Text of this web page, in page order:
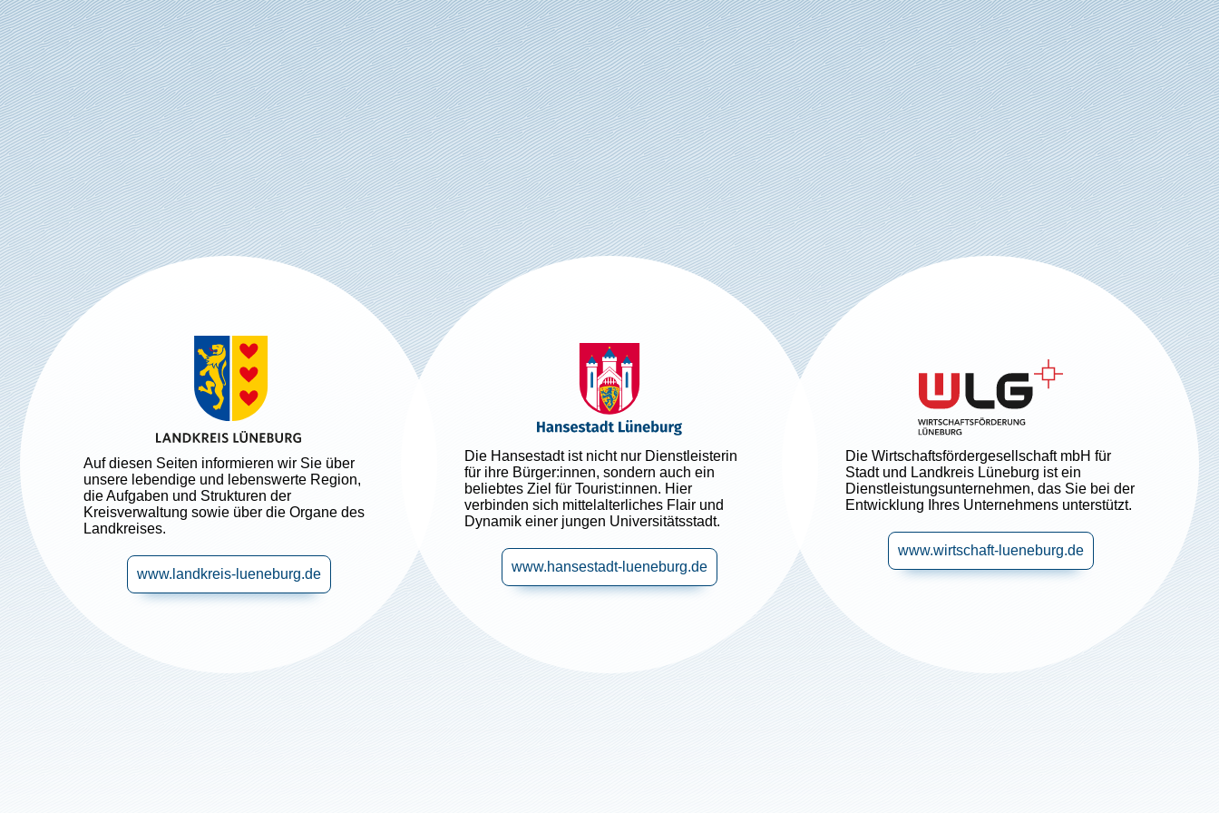
Auf diesen Seiten informieren wir Sie über
unsere lebendige und lebenswerte Region,
die Aufgaben und Strukturen der
Kreisverwaltung sowie über die Organe des
Landkreises.
www.landkreis-lueneburg.de
Die Hansestadt ist nicht nur Dienstleisterin
für ihre Bürger:innen, sondern auch ein
beliebtes Ziel für Tourist:innen. Hier
verbinden sich mittelalterliches Flair und
Dynamik einer jungen Universitätsstadt.
www.hansestadt-lueneburg.de
Die Wirtschaftsfördergesellschaft mbH für
Stadt und Landkreis Lüneburg ist ein
Dienstleistungsunternehmen, das Sie bei der
Entwicklung Ihres Unternehmens unterstützt.
www.wirtschaft-lueneburg.de